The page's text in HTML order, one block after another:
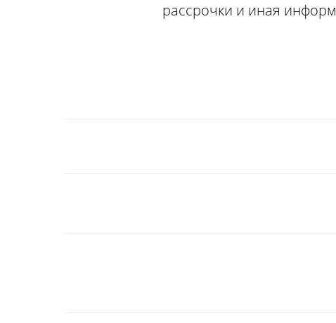
рассрочки и иная